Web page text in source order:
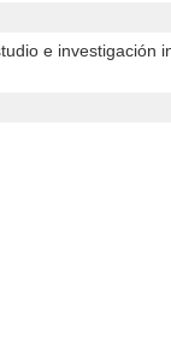
e investigación